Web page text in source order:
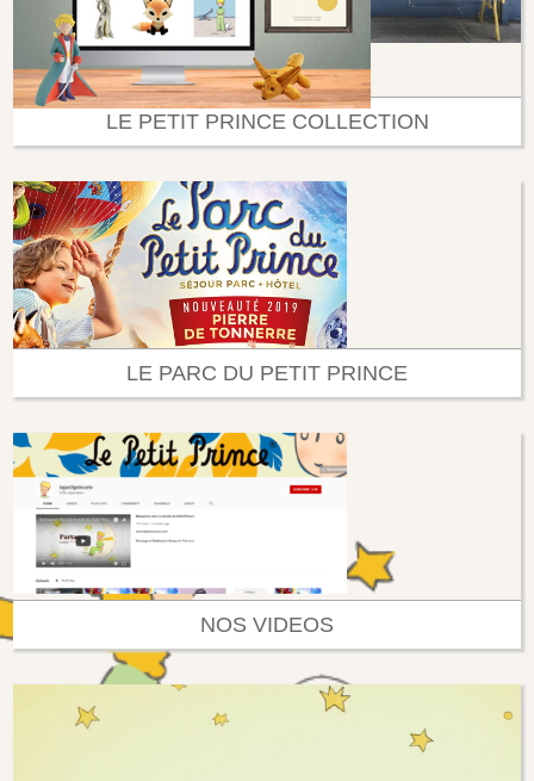
LE PETIT PRINCE COLLECTION
LE PARC DU PETIT PRINCE
NOS VIDEOS